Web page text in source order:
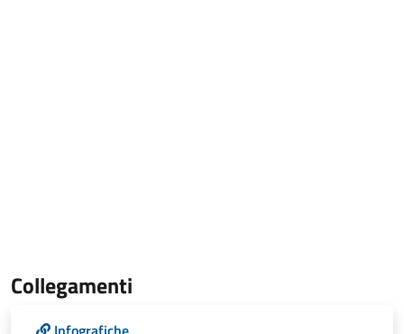
Collegamenti